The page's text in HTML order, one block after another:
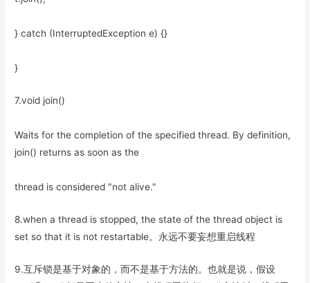
} catch (InterruptedException e) {}
}
7.void join()
Waits for the completion of the specified thread. By definition,
join() returns as soon as the
thread is considered "not alive."
8.when a thread is stopped, the state of the thread object is
set so that it is not restartable。永远不要妄想重启线程
9.互斥锁是基于对象的，而不是基于方法的。也就是说，假设